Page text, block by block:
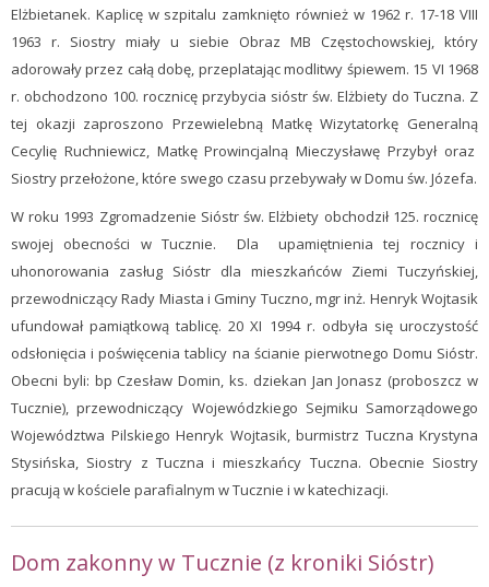
Elżbietanek. Kaplicę w szpitalu zamknięto również w 1962 r. 17-18 VIII
1963 r. Siostry miały u siebie Obraz MB Częstochowskiej, który
adorowały przez całą dobę, przeplatając modlitwy śpiewem. 15 VI 1968
r. obchodzono 100. rocznicę przybycia sióstr św. Elżbiety do Tuczna. Z
tej okazji zaproszono Przewielebną Matkę Wizytatorkę Generalną
Cecylię Ruchniewicz, Matkę Prowincjalną Mieczysławę Przybył oraz
Siostry przełożone, które swego czasu przebywały w Domu św. Józefa.
W roku 1993 Zgromadzenie Sióstr św. Elżbiety obchodził 125. rocznicę
swojej obecności w Tucznie. Dla upamiętnienia tej rocznicy i
uhonorowania zasług Sióstr dla mieszkańców Ziemi Tuczyńskiej,
przewodniczący Rady Miasta i Gminy Tuczno, mgr inż. Henryk Wojtasik
ufundował pamiątkową tablicę. 20 XI 1994 r. odbyła się uroczystość
odsłonięcia i poświęcenia tablicy na ścianie pierwotnego Domu Sióstr.
Obecni byli: bp Czesław Domin, ks. dziekan Jan Jonasz (proboszcz w
Tucznie), przewodniczący Wojewódzkiego Sejmiku Samorządowego
Województwa Pilskiego Henryk Wojtasik, burmistrz Tuczna Krystyna
Stysińska, Siostry z Tuczna i mieszkańcy Tuczna. Obecnie Siostry
pracują w kościele parafialnym w Tucznie i w katechizacji.
Dom zakonny w Tucznie (z kroniki Sióstr)